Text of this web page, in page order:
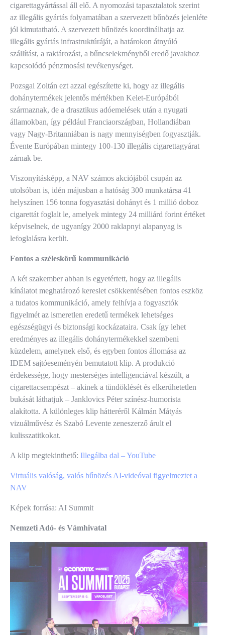
cigarettagyártással áll elő. A nyomozási tapasztalatok szerint
az illegális gyártás folyamatában a szervezett bűnözés jelenléte
jól kimutatható. A szervezett bűnözés koordinálhatja az
illegális gyártás infrastruktúráját, a határokon átnyúló
szállítást, a raktározást, a bűncselekményből eredő javakhoz
kapcsolódó pénzmosási tevékenységet.
Pozsgai Zoltán ezt azzal egészítette ki, hogy az illegális
dohánytermékek jelentős mértékben Kelet-Európából
származnak, de a drasztikus adóemelések után a nyugati
államokban, így például Franciaországban, Hollandiában
vagy Nagy-Britanniában is nagy mennyiségben fogyasztják.
Évente Európában mintegy 100-130 illegális cigarettagyárat
zárnak be.
Viszonyításképp, a NAV számos akciójából csupán az
utolsóban is, idén májusban a hatóság 300 munkatársa 41
helyszínen 156 tonna fogyasztási dohányt és 1 millió doboz
cigarettát foglalt le, amelyek mintegy 24 milliárd forint értéket
képviselnek, de ugyanígy 2000 raklapnyi alapanyag is
lefoglalásra került.
Fontos a széleskörű kommunikáció
A két szakember abban is egyetértett, hogy az illegális
kínálatot meghatározó kereslet csökkentésében fontos eszköz
a tudatos kommunikáció, amely felhívja a fogyasztók
figyelmét az ismeretlen eredetű termékek lehetséges
egészségügyi és biztonsági kockázataira. Csak így lehet
eredményes az illegális dohánytermékekkel szembeni
küzdelem, amelynek első, és egyben fontos állomása az
IDEM sajtóeseményén bemutatott klip. A produkció
érdekessége, hogy mesterséges intelligenciával készült, a
cigarettacsempészt – akinek a tündöklését és elkerühetetlen
bukását láthatjuk – Janklovics Péter színész-humorista
alakította. A különleges klip hátteréről Kálmán Mátyás
vizuálművész és Szabó Levente zeneszerző árult el
kulisszatitkokat.
A klip megtekinthető: Illegálba dal – YouTube
Virtuális valóság, valós bűnözés AI-videóval figyelmeztet a
NAV
Képek forrása: AI Summit
Nemzeti Adó- és Vámhivatal